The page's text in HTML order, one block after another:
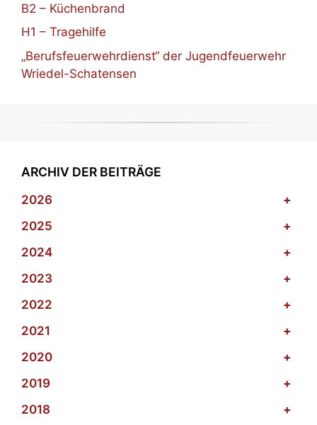
B2 – Küchenbrand
H1 – Tragehilfe
„Berufsfeuerwehrdienst“ der Jugendfeuerwehr
Wriedel-Schatensen
ARCHIV DER BEITRÄGE
2026
+
2025
+
2024
+
2023
+
2022
+
2021
+
2020
+
2019
+
2018
+